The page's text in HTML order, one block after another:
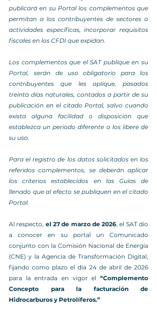
publicará en su Portal los complementos que
permitan a los contribuyentes de sectores o
actividades específicas, incorporar requisitos
fiscales en los CFDI que expidan.
Los complementos que el SAT publique en su
Portal, serán de uso obligatorio para los
contribuyentes que les aplique, pasados
treinta días naturales, contados a partir de su
publicación en el citado Portal, salvo cuando
exista alguna facilidad o disposición que
establezca un periodo diferente o los libere de
su uso.
Para el registro de los datos solicitados en los
referidos complementos, se deberán aplicar
los criterios establecidos en las Guías de
llenado que al efecto se publiquen en el citado
Portal.
Al respecto, el 27 de marzo de 2026, el SAT dio
a conocer en su portal un Comunicado
conjunto con la Comisión Nacional de Energía
(CNE) y la Agencia de Transformación Digital,
fijando como plazo el día 24 de abril de 2026
para la entrada en vigor el “Complemento
Concepto para la facturación de
Hidrocarburos y Petrolíferos.”